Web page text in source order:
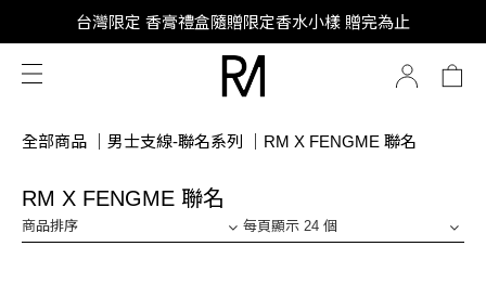
SUPER JUNIOR-D&E 全新代言
台灣限定 香膏禮盒隨贈限定香水小樣 贈完為止
SUPER JUNIOR-D&E 全新代言
全部商品 男士支線-聯名系列 RM X FENGME 聯名
RM X FENGME 聯名
商品排序 每頁顯示 24 個